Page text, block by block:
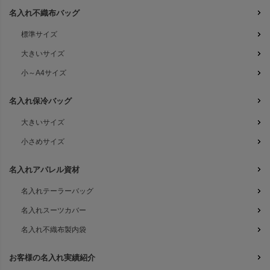
名入れ不織布バッグ
標準サイズ
大きいサイズ
小～A4サイズ
名入れ保冷バッグ
大きいサイズ
小さめサイズ
名入れアパレル資材
名入れテーラーバッグ
名入れスーツカバー
名入れ不織布製内袋
お客様の名入れ実績紹介